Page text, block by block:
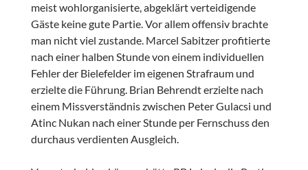
meist wohlorganisierte, abgeklärt verteidigende
Gäste keine gute Partie. Vor allem offensiv brachte
man nicht viel zustande. Marcel Sabitzer profitierte
nach einer halben Stunde von einem individuellen
Fehler der Bielefelder im eigenen Strafraum und
erzielte die Führung. Brian Behrendt erzielte nach
einem Missverständnis zwischen Peter Gulacsi und
Atinc Nukan nach einer Stunde per Fernschuss den
durchaus verdienten Ausgleich.